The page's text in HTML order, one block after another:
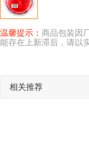
温馨提示： 商品包装因
能存在上新滞后，请以
相关推荐